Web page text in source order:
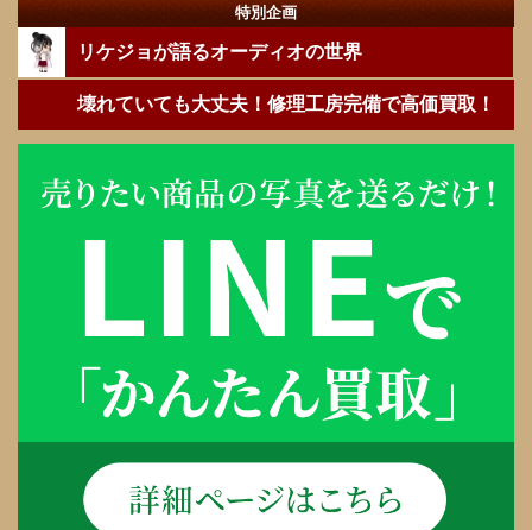
特別企画
リケジョが語るオーディオの世界
壊れていても大丈夫！修理工房完備で高価買取！